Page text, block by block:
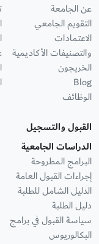
عن الجامعة
التقويم الجامعي
الاعتمادات
والتصنيفات الأكاديمية
الخريجون
Blog
الوظائف
القبول والتسجيل
الدراسات الجامعية
البرامج المطروحة
إجراءات القبول العامة
الدليل الشامل للطلبة
دليل الطلبة
سياسة القبول في برامج
البكالوريوس